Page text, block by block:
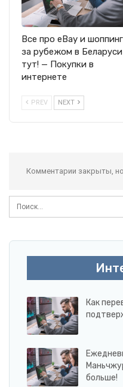
Все про eBay и шоппинг
за рубежом в Беларуси
тут! — Покупки в
интернете
PREV NEXT
Комментарии закрыты, но
Как
больше!